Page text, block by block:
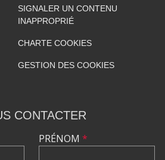
SIGNALER UN CONTENU
INAPPROPRIÉ
CHARTE COOKIES
GESTION DES COOKIES
CONTACTER
PRÉNOM *